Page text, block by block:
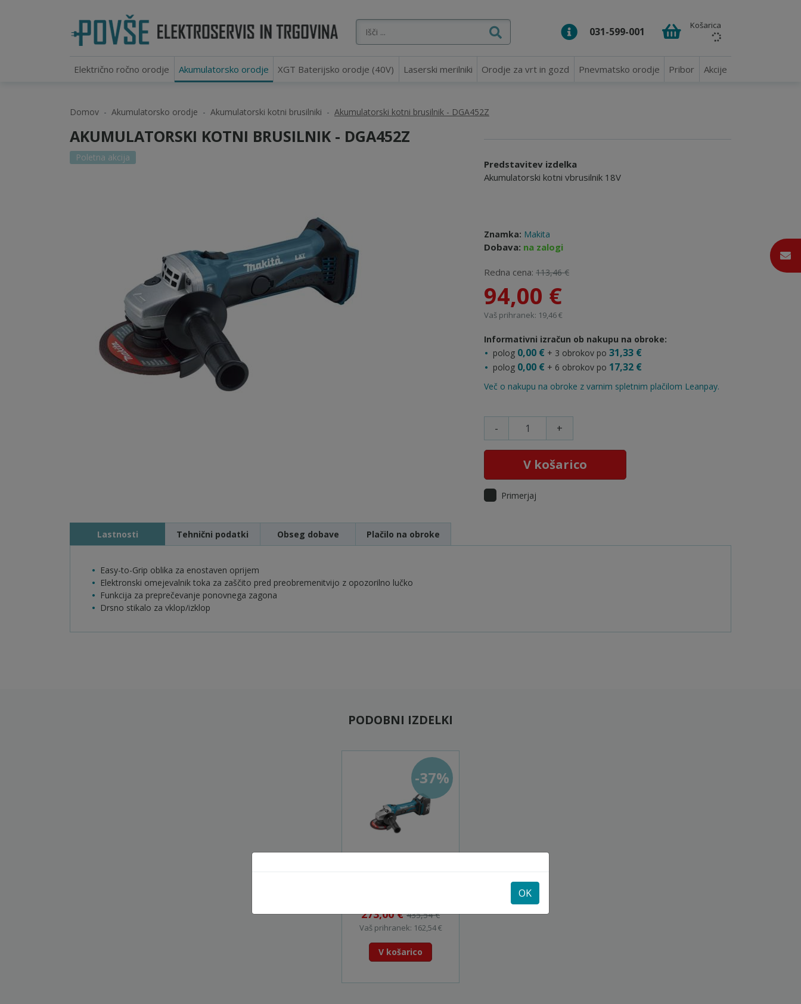
031-599-001 Košarica
Električno ročno orodje Akumulatorsko orodje XGT Baterijsko orodje (40V) Laserski merilniki Orodje za vrt in gozd Pnevmatsko orodje Pribor Akcije
Domov Akumulatorsko orodje Akumulatorski kotni brusilniki Akumulatorski kotni brusilnik - DGA452Z
AKUMULATORSKI KOTNI BRUSILNIK - DGA452Z
Poletna akcija
Predstavitev izdelka
Akumulatorski kotni vbrusilnik 18V
Znamka: Makita
Dobava: na zalogi
Redna cena: 113,46 €
94,00 €
Vaš prihranek: 19,46 €
Informativni izračun ob nakupu na obroke:
polog 0,00 € + 3 obrokov po 31,33 €
polog 0,00 € + 6 obrokov po 17,32 €
Več o nakupu na obroke z varnim spletnim plačilom Leanpay.
- +
V košarico
Primerjaj
Lastnosti Tehnični podatki Obseg dobave Plačilo na obroke
Easy-to-Grip oblika za enostaven oprijem
Elektronski omejevalnik toka za zaščito pred preobremenitvijo z opozorilno lučko
Funkcija za preprečevanje ponovnega zagona
Drsno stikalo za vklop/izklop
PODOBNI IZDELKI
273,00 €435,54 €
Vaš prihranek: 162,54 €
V košarico
-37%
OK